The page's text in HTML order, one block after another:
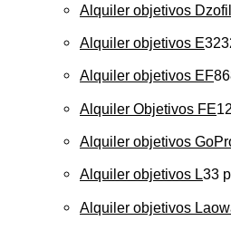
Alquiler objetivos
Alquiler objetivos E32
Alquiler objetivos EF86
Alquiler Objetivos FE12
Alquiler objetivos
Alquiler objetivos L33
Alquiler objetivos